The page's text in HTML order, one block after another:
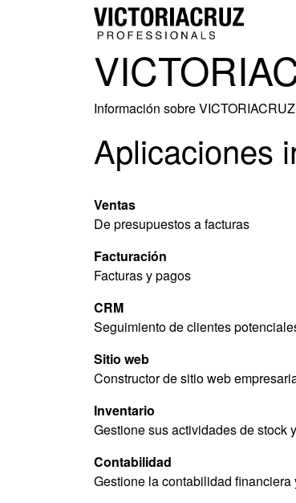
Información sobre
Aplicaciones
Ventas
De presupuestos a facturas
Facturación
Facturas y pagos
CRM
Seguimiento de clientes
Sitio web
Constructor de sitio web
Inventario
Gestione sus actividades de stock
Contabilidad
Gestione la contabilidad financiera